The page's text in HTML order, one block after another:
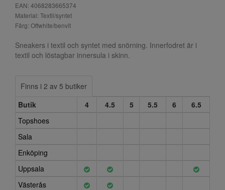
EAN: 4068283665374
Material: Textil/syntet
Färg: Offwhite/benvit
Sneakers i textil och syntet med snörning. Innerfodret är i
textil och löstagbar innersula i skinn.
Finns i 2 av 5 butiker
Butik
4 4.5 5 5.5 6
6.5
Topshoes
Sala
Enköping
Uppsala
Västerås